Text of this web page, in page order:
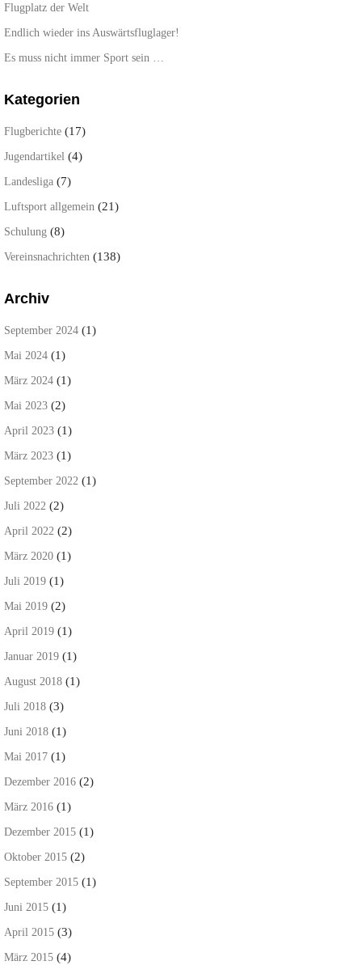
Flugplatz der Welt
Endlich wieder ins Auswärtsfluglager!
Es muss nicht immer Sport sein …
Kategorien
Flugberichte (17)
Jugendartikel (4)
Landesliga (7)
Luftsport allgemein (21)
Schulung (8)
Vereinsnachrichten (138)
Archiv
September 2024 (1)
Mai 2024 (1)
März 2024 (1)
Mai 2023 (2)
April 2023 (1)
März 2023 (1)
September 2022 (1)
Juli 2022 (2)
April 2022 (2)
März 2020 (1)
Juli 2019 (1)
Mai 2019 (2)
April 2019 (1)
Januar 2019 (1)
August 2018 (1)
Juli 2018 (3)
Juni 2018 (1)
Mai 2017 (1)
Dezember 2016 (2)
März 2016 (1)
Dezember 2015 (1)
Oktober 2015 (2)
September 2015 (1)
Juni 2015 (1)
April 2015 (3)
März 2015 (4)